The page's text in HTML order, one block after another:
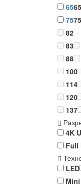
6565
7575
82
83
88
100
114
120
137
4K
Full
LED